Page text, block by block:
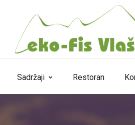
Sadržaji Restoran